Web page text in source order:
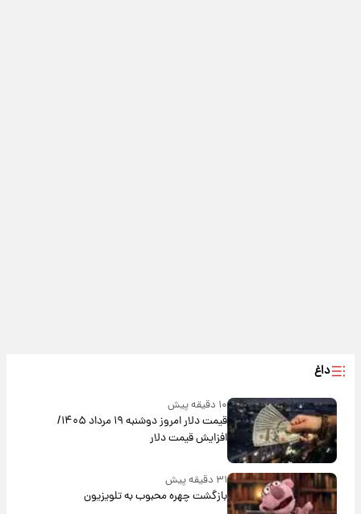
داغ
۱۰ دقیقه پیش
قیمت دلار امروز دوشنبه ۱۹ مرداد ۱۴۰۵/
افزایش قیمت دلار
۳۱ دقیقه پیش
بازگشت چهره محبوب به تلویزیون